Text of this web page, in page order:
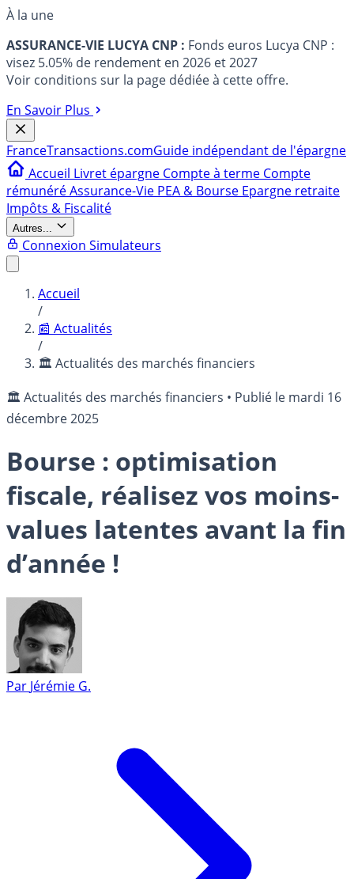
À la une
ASSURANCE-VIE LUCYA CNP : Fonds euros Lucya CNP :
visez 5.05% de rendement en 2026 et 2027
Voir conditions sur la page dédiée à cette offre.
En Savoir Plus
FranceTransactions.comGuide indépendant de l'épargne
Accueil Livret épargne Compte à terme Compte
rémunéréAssurance-Vie PEA & Bourse Epargne retraite
Impôts & Fiscalité
Autres...
Connexion Simulateurs
Accueil
/
📰 Actualités
/
🏛️ Actualités des marchés financiers
🏛️ Actualités des marchés financiers • Publié le mardi 16
décembre 2025
Bourse : optimisation
fiscale, réalisez vos moins-
values latentes avant la fin
d’année !
Par Jérémie G.